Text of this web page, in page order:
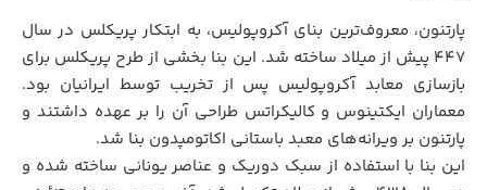
پارتنون، معروف‌ترین بنای آکروپولیس، به ابتکار پریکلس در سال
۴۴۷ پیش از میلاد ساخته شد. این بنا بخشی از طرح پریکلس برای
بازسازی معابد آکروپولیس پس از تخریب توسط ایرانیان بود.
معماران ایکتینوس و کالیکراتس طراحی آن را بر عهده داشتند و
پارتنون بر ویرانه‌های معبد باستانی اکاتومپدون بنا شد.
این بنا با استفاده از سبک دوریک و عناصر یونانی ساخته شده و